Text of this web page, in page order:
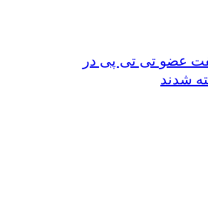
عضو تی تی پی در
شدند